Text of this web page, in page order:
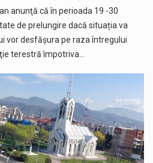
anunţă că în perioada 19 -30
de prelungire dacă situația va
vor desfășura pe raza întregului
terestră împotriva…